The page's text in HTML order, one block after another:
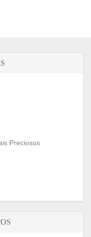
Preciosos